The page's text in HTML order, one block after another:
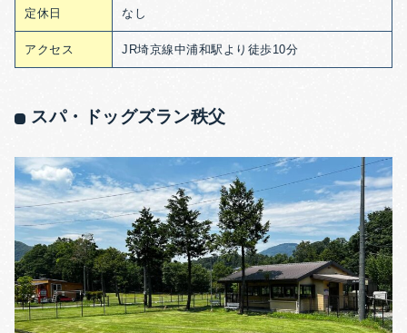
定休日 なし
アクセス JR埼京線中浦和駅より徒歩10分
スパ・ドッグズラン秩父